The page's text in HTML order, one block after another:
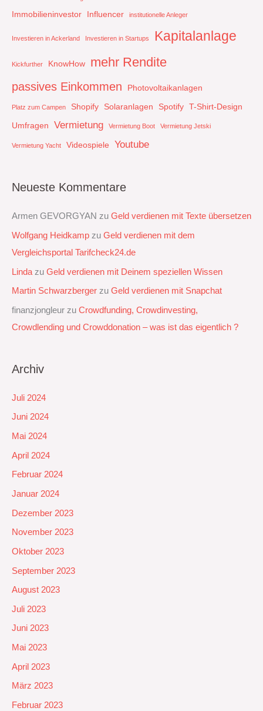
Immobilieninvestor
Influencer institutionelle Anleger
Investieren in Ackerland Investieren in Startups Kapitalanlage
Kickfurther KnowHow mehr Rendite
passives Einkommen Photovoltaikanlagen
Platz zum Campen Shopify Solaranlagen Spotify T-Shirt-Design
Umfragen
Vermietung Vermietung Boot Vermietung Jetski
Vermietung Yacht Videospiele Youtube
Neueste Kommentare
Armen GEVORGYAN zu Geld verdienen mit Texte übersetzen
Wolfgang Heidkamp zu Geld verdienen mit dem
Vergleichsportal Tarifcheck24.de
Linda zu Geld verdienen mit Deinem speziellen Wissen
Martin Schwarzberger zu Geld verdienen mit Snapchat‭
finanzjongleur zu Crowdfunding, Crowdinvesting,
Crowdlending und Crowddonation – was ist das eigentlich ?
Archiv
Juli 2024
Juni 2024
Mai 2024
April 2024
Februar 2024
Januar 2024
Dezember 2023
November 2023
Oktober 2023
September 2023
August 2023
Juli 2023
Juni 2023
Mai 2023
April 2023
März 2023
Februar 2023